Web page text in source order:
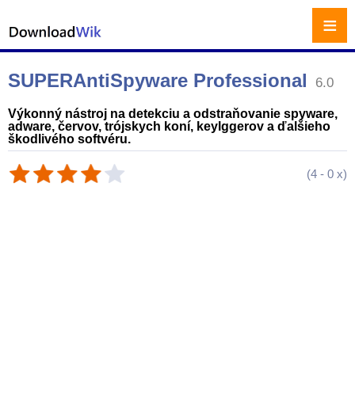
SUPERAntiSpyware Professional 6.0
Výkonný nástroj na detekciu a odstraňovanie spyware,
adware, červov, trójskych koní, keylggerov a ďalšieho
škodlivého softvéru.
(4 - 0 x)
≡